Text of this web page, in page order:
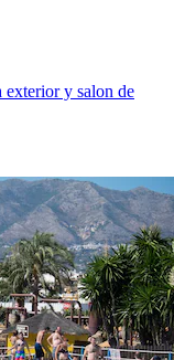
y salon de